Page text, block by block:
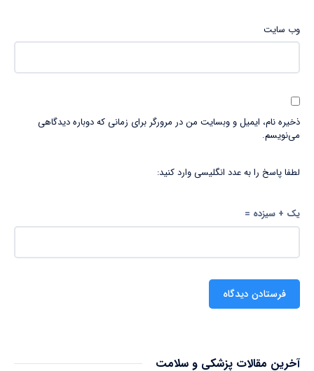
وب‌ سایت
ذخیره نام، ایمیل و وبسایت من در مرورگر برای زمانی که دوباره دیدگاهی
می‌نویسم.
لطفا پاسخ را به عدد انگلیسی وارد کنید:
یک + سیزده =
آخرین مقالات پزشکی و سلامت